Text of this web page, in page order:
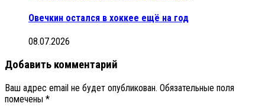
Овечкин остался в хоккее ещё на год
08.07.2026
Добавить комментарий
Ваш адрес email не будет опубликован. Обязательные поля
помечены *